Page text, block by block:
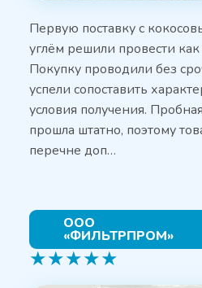
Первую поставку с
углём решили провести
Покупку проводили без
успели сопоставить
условия получения.
прошла штатно, поэтому
перечне доп…
ООО
«ФИЛЬТРПРОМ»
★★★★★